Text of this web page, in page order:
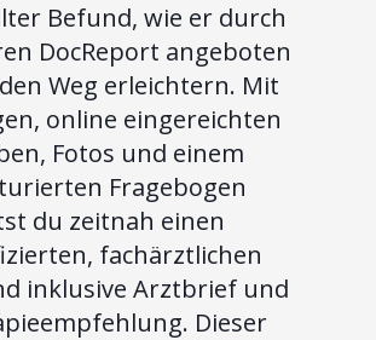
Befund, wie er durch
DocReport angeboten
Weg erleichtern. Mit
online eingereichten
Fotos und einem
Fragebogen
du zeitnah einen
fachärztlichen
inklusive Arztbrief und
Dieser